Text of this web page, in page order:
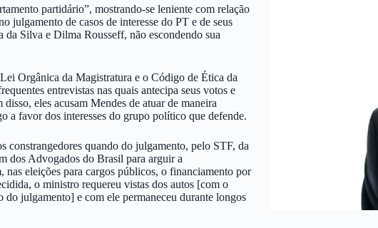
partidário”, mostrando-se leniente com relação
julgamento de casos de interesse do PT e de seus
Silva e Dilma Rousseff, não escondendo sua
Orgânica da Magistratura e o Código de Ética da
entrevistas nas quais antecipa seus votos e
eles acusam Mendes de atuar de maneira
a favor dos interesses do grupo político que defende.
constrangedores quando do julgamento, pelo STF, da
dos Advogados do Brasil para arguir a
eleições para cargos públicos, o financiamento por
o ministro requereu vistas dos autos [com o
julgamento] e com ele permaneceu durante longos